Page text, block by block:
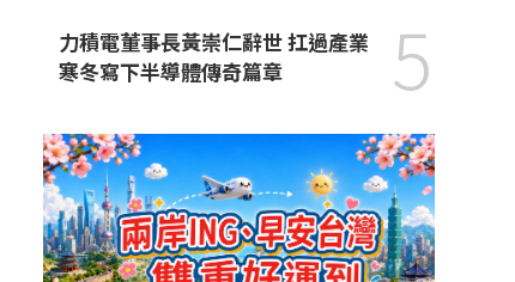
力積電董事長黃崇仁辭世 扛過產業
寒冬寫下半導體傳奇篇章
5